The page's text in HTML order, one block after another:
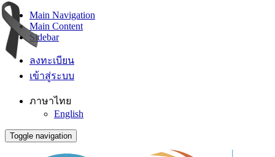
Main Navigation
Main Content
Sidebar
ลงทะเบียน
เข้าสู่ระบบ
ภาษาไทย
English
Toggle navigation